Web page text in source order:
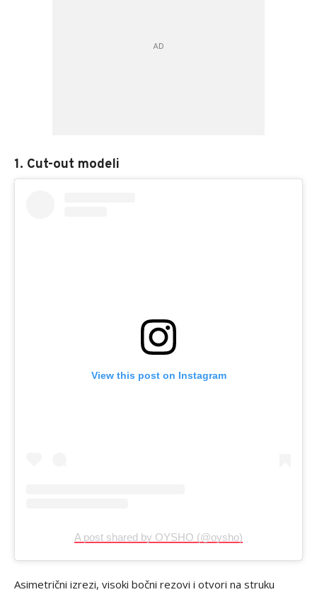
1. Cut-out modeli
View this post on Instagram
A post shared by OYSHO (@oysho)
Asimetrični izrezi, visoki bočni rezovi i otvori na struku